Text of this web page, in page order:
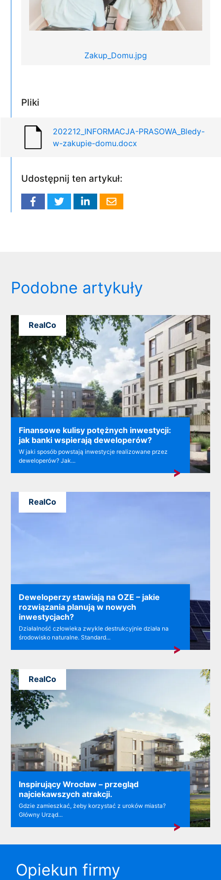
Zakup_Domu.jpg
Pliki
202212_INFORMACJA-PRASOWA_Bledy-
w-zakupie-domu.docx
Udostępnij ten artykuł:
Podobne artykuły
Finansowe kulisy potężnych inwestycji:
jak banki wspierają deweloperów?
W jaki sposób powstają inwestycje realizowane przez
deweloperów? Jak...
RealCo
Deweloperzy stawiają na OZE – jakie
rozwiązania planują w nowych
inwestycjach?
Działalność człowieka zwykle destrukcyjnie działa na
środowisko naturalne. Standard...
RealCo
Inspirujący Wrocław – przegląd
najciekawszych atrakcji.
Gdzie zamieszkać, żeby korzystać z uroków miasta?
Główny Urząd...
RealCo
Opiekun firmy